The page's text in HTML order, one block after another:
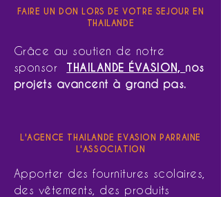
FAIRE UN DON LORS DE VOTRE SEJOUR EN
THAILANDE
Grâce au soutien de notre
sponsor THAILANDE ÉVASION, nos
projets avancent à grand pas.
L'AGENCE THAILANDE EVASION PARRAINE
L'ASSOCIATION
Apporter des fournitures scolaires,
des vêtements, des produits